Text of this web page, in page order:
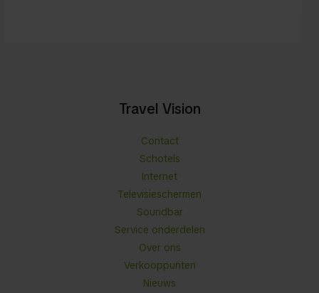
Travel Vision
Contact
Schotels
Internet
Televisieschermen
Soundbar
Service onderdelen
Over ons
Verkooppunten
Nieuws